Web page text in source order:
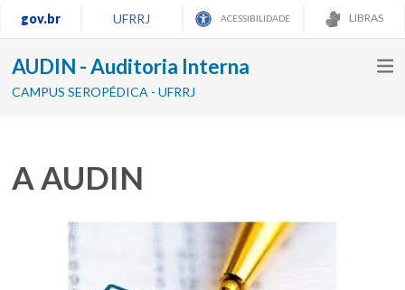
gov.br UFRRJ ACESSIBILIDADE LIBRAS
AUDIN - Auditoria Interna
CAMPUS SEROPÉDICA - UFRRJ
A AUDIN